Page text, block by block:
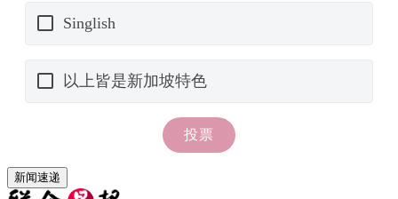
新闻速递